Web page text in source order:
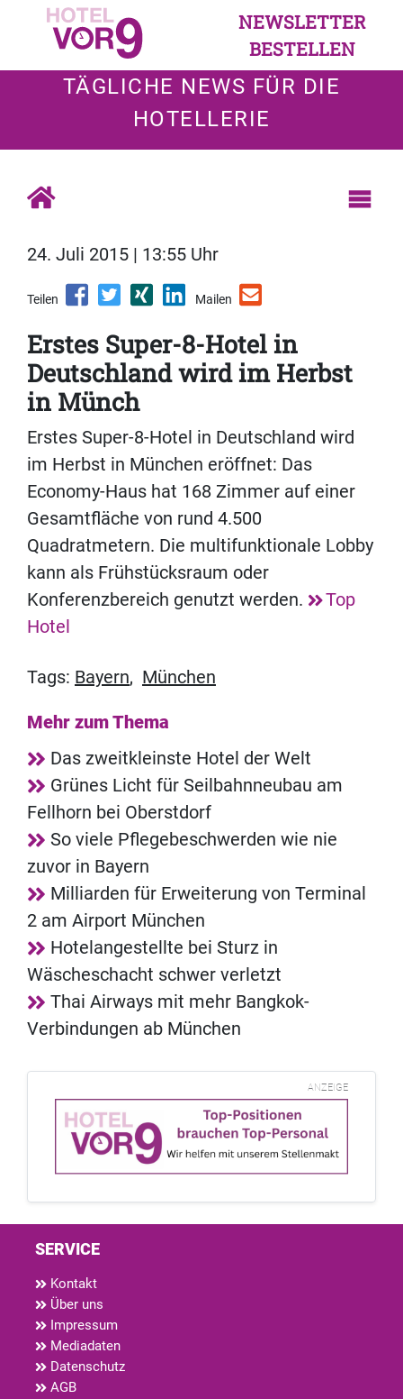
NEWSLETTER
BESTELLEN
TÄGLICHE NEWS FÜR DIE
HOTELLERIE
24. Juli 2015 | 13:55 Uhr
Teilen Mailen
Erstes Super-8-Hotel in
Deutschland wird im Herbst
in Münch
Erstes Super-8-Hotel in Deutschland wird
im Herbst in München eröffnet: Das
Economy-Haus hat 168 Zimmer auf einer
Gesamtfläche von rund 4.500
Quadratmetern. Die multifunktionale Lobby
kann als Frühstücksraum oder
Konferenzbereich genutzt werden.
Top
Hotel
Tags: Bayern, München
Mehr zum Thema
Das zweitkleinste Hotel der Welt
Grünes Licht für Seilbahnneubau am
Fellhorn bei Oberstdorf
So viele Pflegebeschwerden wie nie
zuvor in Bayern
Milliarden für Erweiterung von Terminal
2 am Airport München
Hotelangestellte bei Sturz in
Wäscheschacht schwer verletzt
Thai Airways mit mehr Bangkok-
Verbindungen ab München
ANZEIGE
SERVICE
Kontakt
Über uns
Impressum
Mediadaten
Datenschutz
AGB